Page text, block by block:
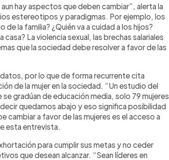
hay aspectos que deben cambiar”, alerta la
estereotipos y paradigmas. Por ejemplo, los
la familia? ¿Quién va a cuidad a los hijos?
La violencia sexual, las brechas salariales
que la sociedad debe resolver a favor de las
por lo que de forma recurrente cita
de la mujer en la sociedad. “Un estudio del
gradúan de educación media, solo 79 mujeres
quedamos abajo y eso significa posibilidad
a favor de las mujeres es el acceso a
esta entrevista.
para cumplir sus metas y no ceder
que desean alcanzar. “Sean líderes en